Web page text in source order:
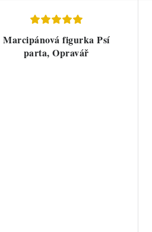
Marcipánová figurka Psí
parta, Opravář